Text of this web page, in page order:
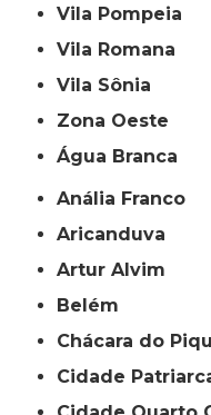
Vila Pompeia
Vila Romana
Vila Sônia
Zona Oeste
Água Branca
Anália Franco
Aricanduva
Artur Alvim
Belém
Chácara do
Cidade